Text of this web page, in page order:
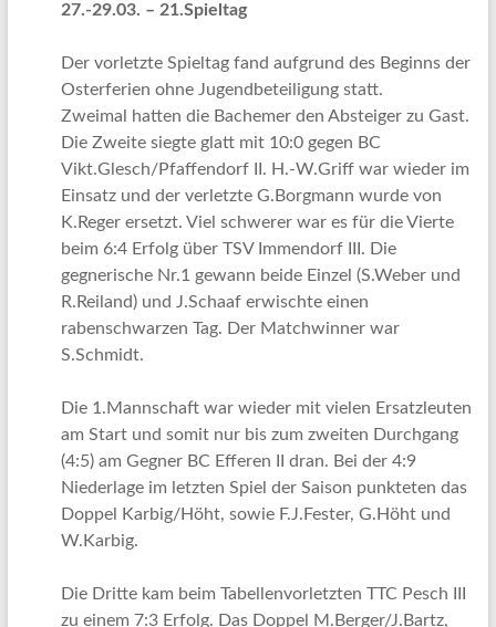
27.-29.03. – 21.Spieltag
Der vorletzte Spieltag fand aufgrund des Beginns der
Osterferien ohne Jugendbeteiligung statt.
Zweimal hatten die Bachemer den Absteiger zu Gast.
Die Zweite siegte glatt mit 10:0 gegen BC
Vikt.Glesch/Pfaffendorf II. H.-W.Griff war wieder im
Einsatz und der verletzte G.Borgmann wurde von
K.Reger ersetzt. Viel schwerer war es für die Vierte
beim 6:4 Erfolg über TSV Immendorf III. Die
gegnerische Nr.1 gewann beide Einzel (S.Weber und
R.Reiland) und J.Schaaf erwischte einen
rabenschwarzen Tag. Der Matchwinner war
S.Schmidt.
Die 1.Mannschaft war wieder mit vielen Ersatzleuten
am Start und somit nur bis zum zweiten Durchgang
(4:5) am Gegner BC Efferen II dran. Bei der 4:9
Niederlage im letzten Spiel der Saison punkteten das
Doppel Karbig/Höht, sowie F.J.Fester, G.Höht und
W.Karbig.
Die Dritte kam beim Tabellenvorletzten TTC Pesch III
zu einem 7:3 Erfolg. Das Doppel M.Berger/J.Bartz,